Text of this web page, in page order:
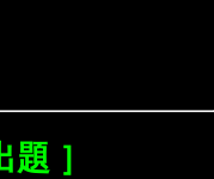
］